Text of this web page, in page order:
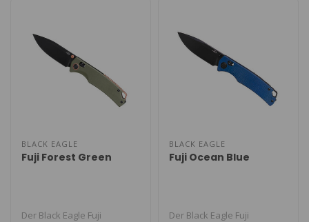
BLACK EAGLE
Fuji Forest Green
Der Black Eagle Fuji
BLACK EAGLE
Fuji Ocean Blue
Der Black Eagle Fuji